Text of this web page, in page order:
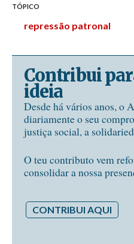
TÓPICO
repressão patronal
Contribui
ideia
Desde há vários anos, o
diariamente o seu
justiça social, a
O teu contributo vem
consolidar a nossa
CONTRIBUI AQUI